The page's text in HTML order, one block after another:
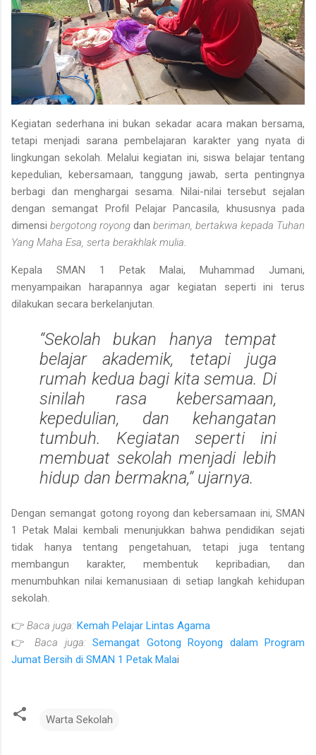
Kegiatan sederhana ini bukan sekadar acara makan bersama,
tetapi menjadi sarana pembelajaran karakteryang nyata di
lingkungan sekolah. Melalui kegiatan ini, siswa belajar tentang
kepedulian, kebersamaan, tanggung jawab, serta pentingnya
berbagi dan menghargai sesama . Nilai-nilai tersebut sejalan
dengan semangat Profil Pelajar Pancasila, khususnya pada
dimensi bergotong royong dan beriman, bertakwa kepada Tuhan
Yang Maha Esa, serta berakhlak mulia
Kepala SMAN 1 Petak Malai, Muhammad Jumani,
menyampaikan harapannya agar kegiatan seperti ini terus
dilakukan secara berkelanjutan.
“Sekolah bukan hanya tempat
belajar akademik, tetapi juga
rumah kedua bagi kita semua. Di
sinilah rasa kebersamaan,
kepedulian, dan kehangatan
tumbuh. Kegiatan seperti ini
membuat sekolah menjadi lebih
hidup dan bermakna,” ujarnya.
Dengan semangat gotong royong dan kebersamaan ini, SMAN
1 Petak Malai kembali menunjukkan bahwa pendidikan sejati
tidak hanya tentang pengetahuan, tetapi juga tentang
membangun karakter, membentuk kepribadian, dan
menumbuhkan nilai kemanusiaan di setiap langkah kehidupan
sekolah.
👉 Baca juga: Kemah Pelajar Lintas Agama
👉 Baca juga: Semangat Gotong Royong dalam Program
Jumat Bersih di SMAN 1 Petak Malai
Warta Sekolah